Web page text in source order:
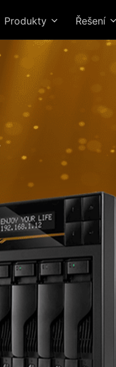
Produkty Řešení